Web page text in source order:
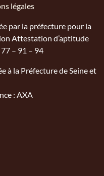
légales
par la préfecture pour la
Attestation d’aptitude
– 91 – 94
à la Préfecture de Seine et
: AXA